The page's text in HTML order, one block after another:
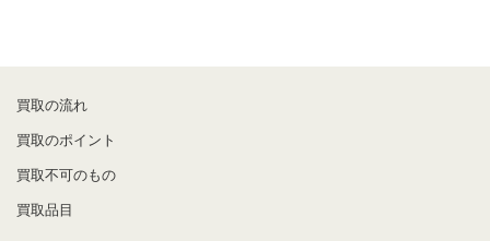
買取の流れ
買取のポイント
買取不可のもの
買取品目